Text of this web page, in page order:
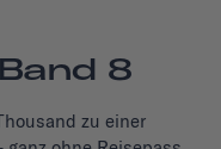
8
zu einer